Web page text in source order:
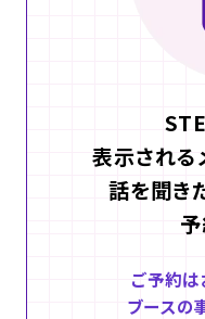
表示される
話を聞き
ご予約は
ブースの